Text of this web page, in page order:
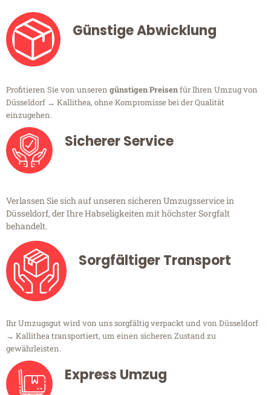
Günstige Abwicklung
Profitieren Sie von unseren günstigen Preisenfür Ihren Umzug von
Düsseldorf → Kallithea, ohne Kompromisse bei der Qualität
einzugehen.
Sicherer Service
Verlassen Sie sich auf unseren sicheren Umzugsservice in
Düsseldorf, der Ihre Habseligkeiten mit höchster Sorgfalt
behandelt.
Sorgfältiger Transport
Ihr Umzugsgut wird von uns sorgfältig verpackt und von Düsseldorf
→ Kallithea transportiert, um einen sicheren Zustand zu
gewährleisten.
Express Umzug